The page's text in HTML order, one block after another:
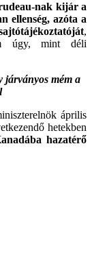
nak kijár a
ellenség, azóta a
,
úgy, mint déli
járványos mém a
április
hetekben
hazatérő